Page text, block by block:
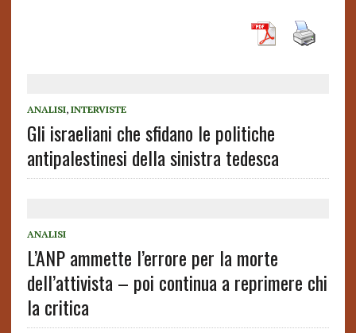
ANALISI, INTERVISTE
Gli israeliani che sfidano le politiche
antipalestinesi della sinistra tedesca
ANALISI
L’ANP ammette l’errore per la morte
dell’attivista – poi continua a reprimere chi
la critica